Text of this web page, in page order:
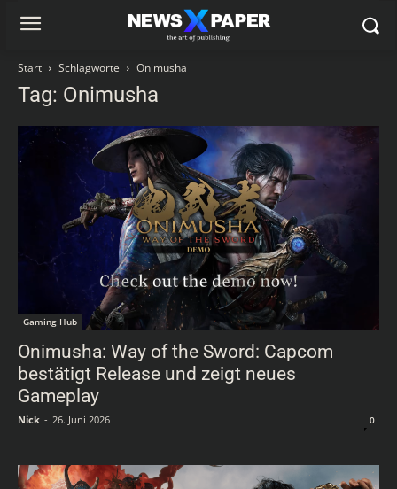
Start Schlagworte Onimusha
Tag: Onimusha
Gaming Hub
Onimusha: Way of the Sword: Capcom
bestätigt Release und zeigt neues
Gameplay
Nick - 26. Juni 2026 0